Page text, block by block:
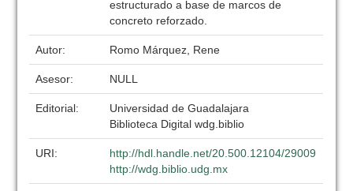
estructurado a base de marcos de
concreto reforzado.
Autor: Romo Márquez, Rene
Asesor: NULL
Editorial:
Universidad de Guadalajara
Biblioteca Digital wdg.biblio
URI:
http://hdl.handle.net/20.500.12104/29009
http://wdg.biblio.udg.mx